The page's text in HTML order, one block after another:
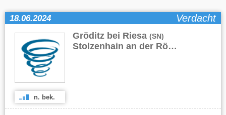
18.06.2024 Verdacht
Gröditz bei Riesa (SN)
Stolzenhain an der Röder
n. bek.